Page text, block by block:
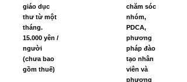
giáo dục
thư từ một
tháng.
15.000 yên /
người
(chưa bao
gồm thuế)
chăm sóc
nhóm,
PDCA,
phương
pháp đào
tạo nhân
viên và
phương